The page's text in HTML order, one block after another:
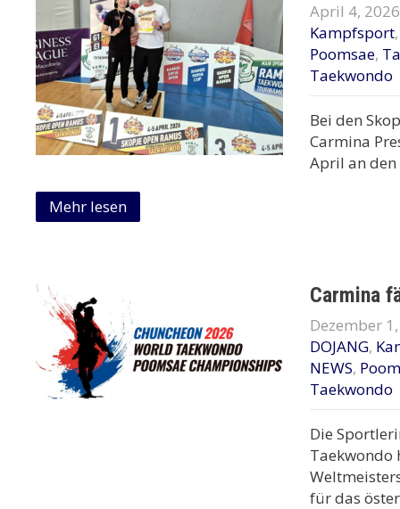
April 4, 2026
Kampfsport
Poomsae,
Taekwondo
Bei den
Carmina
April an den
Mehr lesen
Carmina
Dezember
DOJANG,
NEWS,
Taekwondo
Die
Taekwondo
für das